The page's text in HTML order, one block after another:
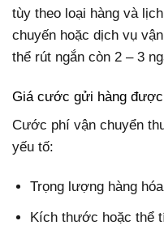
tùy theo loại hàng và
chuyến hoặc dịch vụ
thể rút ngắn còn 2 – 3
Giá cước gửi hàng
Cước phí vận chuyển
yếu tố:
Trọng lượng hàng
Kích thước hoặc thể